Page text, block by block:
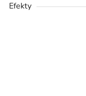
Efekty